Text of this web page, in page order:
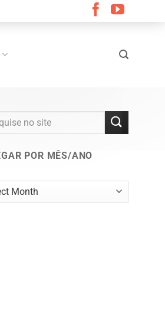
POR MÊS/ANO